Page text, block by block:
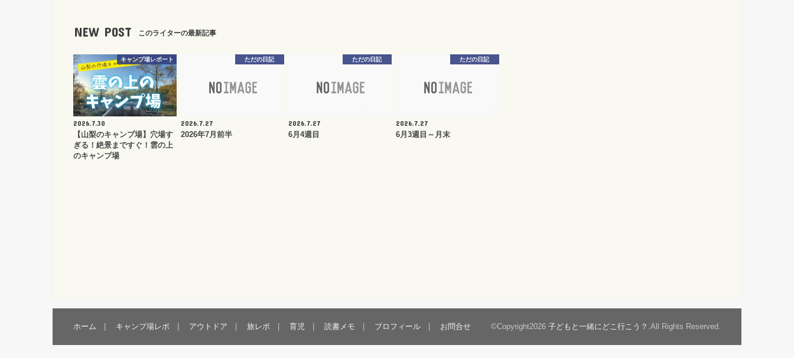
NEW POST このライターの最新記事
キャンプ場レポート
2026.7.30
【山梨のキャンプ場】穴場す
ぎる！絶景まですぐ！雲の上
のキャンプ場
ただの日記
2026.7.27
2026年7月前半
ただの日記
2026.7.27
6月4週目
ただの日記
2026.7.27
6月3週目～月末
ホーム キャンプ場レポ アウトドア 旅レポ 育児 読書メモ プロフィール お問合せ ©Copyright2026 子どもと一緒にどこ行こう？ .All Rights Reserved.